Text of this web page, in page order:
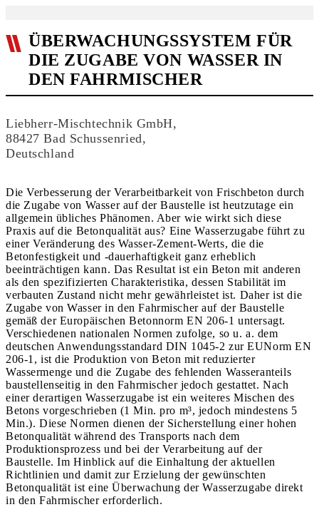
ÜBERWACHUNGSSYSTEM FÜR
DIE ZUGABE VON WASSER IN
DEN FAHRMISCHER
Liebherr-Mischtechnik GmbH,
88427 Bad Schussenried,
Deutschland
Die Verbesserung der Verarbeitbarkeit von Frischbeton durch
die Zugabe von Wasser auf der Baustelle ist heutzutage ein
allgemein übliches Phänomen. Aber wie wirkt sich diese
Praxis auf die Betonqualität aus? Eine Wasserzugabe führt zu
einer Veränderung des Wasser-Zement-Werts, die die
Betonfestigkeit und -dauerhaftigkeit ganz erheblich
beeinträchtigen kann. Das Resultat ist ein Beton mit anderen
als den spezifizierten Charakteristika, dessen Stabilität im
verbauten Zustand nicht mehr gewährleistet ist. Daher ist die
Zugabe von Wasser in den Fahrmischer auf der Baustelle
gemäß der Europäischen Betonnorm EN 206-1 untersagt.
Verschiedenen nationalen Normen zufolge, so u. a. dem
deutschen Anwendungsstandard DIN 1045-2 zur EUNorm EN
206-1, ist die Produktion von Beton mit reduzierter
Wassermenge und die Zugabe des fehlenden Wasseranteils
baustellenseitig in den Fahrmischer jedoch gestattet. Nach
einer derartigen Wasserzugabe ist ein weiteres Mischen des
Betons vorgeschrieben (1 Min. pro m³, jedoch mindestens 5
Min.). Diese Normen dienen der Sicherstellung einer hohen
Betonqualität während des Transports nach dem
Produktionsprozess und bei der Verarbeitung auf der
Baustelle. Im Hinblick auf die Einhaltung der aktuellen
Richtlinien und damit zur Erzielung der gewünschten
Betonqualität ist eine Überwachung der Wasserzugabe direkt
in den Fahrmischer erforderlich.